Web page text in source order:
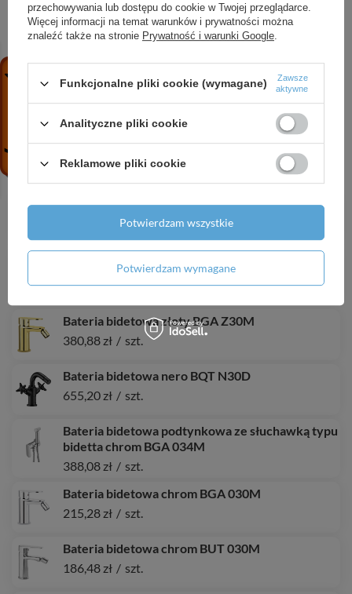
Rozmiar aeratora M22
Gwint od instalacji 3/8''
Gwint przyłącza M10
ZOBACZ RÓWNIEŻ
Bateria bidetowa stała chrom Arnika BQA 030M
/ szt.
Bateria bidetowa złoty BGA Z30M
380,88 zł / szt.
Bateria bidetowa nero BQT N30D
655,20 zł / szt.
Bateria bidetowa podtynkowa ze słuchawką typu
bidetta chrom BGA 034M
388,08 zł / szt.
Bateria bidetowa chrom BGA 030M
215,28 zł / szt.
Bateria bidetowa chrom BUT 030M
186,48 zł / szt.
przechowywania lub dostępu do cookie w Twojej przeglądarce.
Więcej informacji na temat warunków i prywatności można
znaleźć także na stronie Prywatność i warunki Google.
Funkcjonalne pliki cookie (wymagane)
Zawsze
aktywne
Analityczne pliki cookie
Reklamowe pliki cookie
Potwierdzam wymagane
Potwierdzam wszystkie